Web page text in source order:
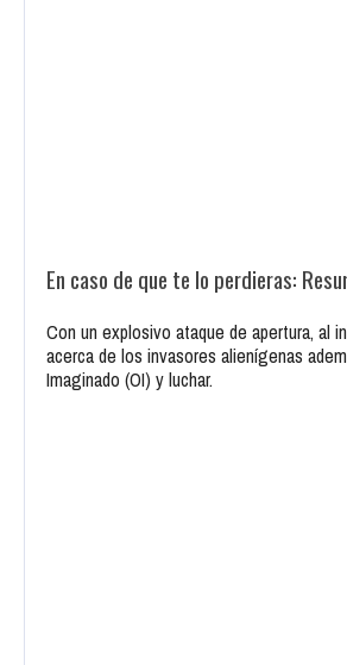
En caso de que te lo perdieras:
Con un explosivo ataque de apertura, al
acerca de los invasores alienígenas
Imaginado (OI) y luchar.